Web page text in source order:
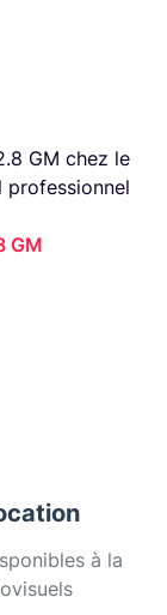
GM chez le
professionnel
GM
à la